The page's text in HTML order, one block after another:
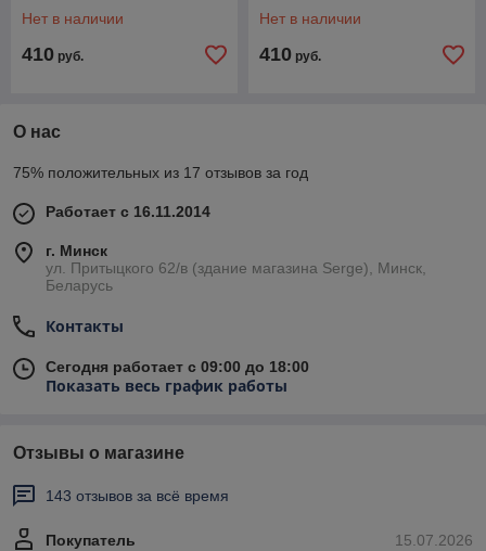
Нет в наличии
410 руб.
Нет в наличии
410 руб.
О нас
75% положительных из 17 отзывов за год
Работает с 16.11.2014
г. Минск
ул. Притыцкого 62/в (здание магазина Serge), Минск,
Беларусь
Контакты
Сегодня работает с 09:00 до 18:00
Показать весь график работы
Отзывы о магазине
143 отзывов за всё время
15.07.2026
Покупатель